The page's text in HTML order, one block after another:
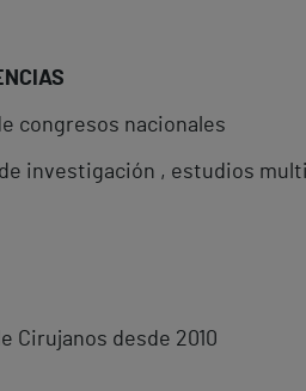
congresos nacionales
investigación , estudios
Cirujanos desde 2010